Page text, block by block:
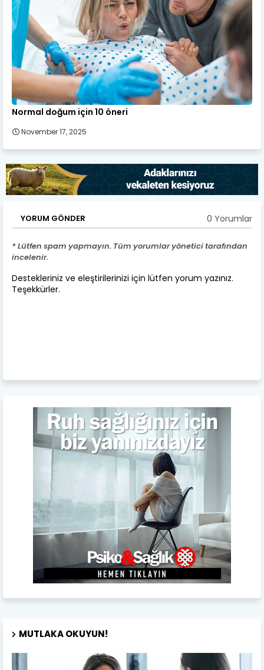
Normal doğum için 10 öneri
November 17, 2025
YORUM GÖNDER 0 Yorumlar
* Lütfen spam yapmayın. Tüm yorumlar yönetici tarafından
incelenir.
Destekleriniz ve eleştirilerinizi için lütfen yorum yazınız.
Teşekkürler.
MUTLAKA OKUYUN!